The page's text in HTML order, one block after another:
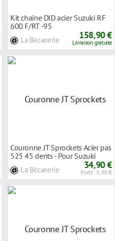
Kit chaîne DID acier Suzuki RF
600 F/RT -95
La Bécanerie 158,90 €
Livraison gratuite
Couronne JT Sprockets Acier pas
525 45 dents - Pour Suzuki
La Bécanerie 34,90 €
Ports : 5,90 €